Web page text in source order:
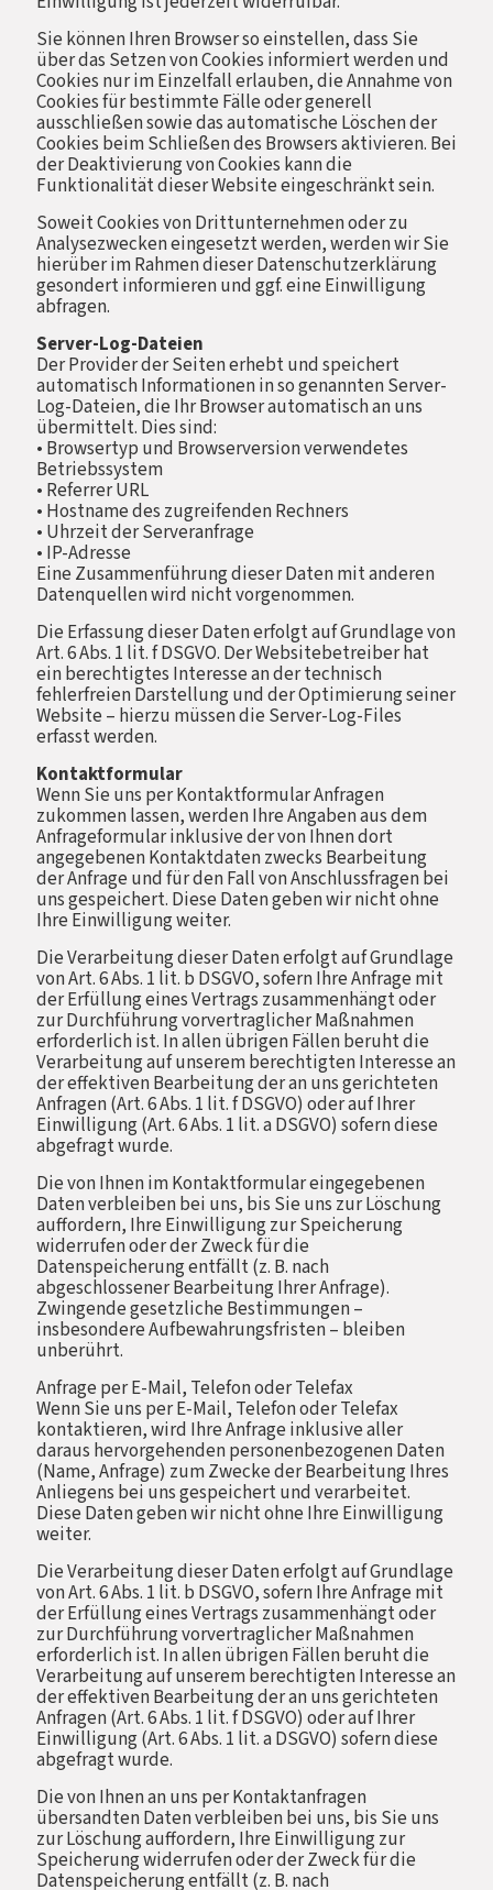
Sie können Ihren Browser so einstellen, dass Sie
über das Setzen von Cookies informiert werden und
Cookies nur im Einzelfall erlauben, die Annahme von
Cookies für bestimmte Fälle oder generell
ausschließen sowie das automatische Löschen der
Cookies beim Schließen des Browsers aktivieren. Bei
der Deaktivierung von Cookies kann die
Funktionalität dieser Website eingeschränkt sein.
Soweit Cookies von Drittunternehmen oder zu
Analysezwecken eingesetzt werden, werden wir Sie
hierüber im Rahmen dieser Datenschutzerklärung
gesondert informieren und ggf. eine Einwilligung
abfragen.
Server-Log-Dateien
Der Provider der Seiten erhebt und speichert
automatisch Informationen in so genannten Server-
Log-Dateien, die Ihr Browser automatisch an uns
übermittelt. Dies sind:
• Browsertyp und Browserversion verwendetes
Betriebssystem
• Referrer URL
• Hostname des zugreifenden Rechners
• Uhrzeit der Serveranfrage
• IP-Adresse
Eine Zusammenführung dieser Daten mit anderen
Datenquellen wird nicht vorgenommen.
Die Erfassung dieser Daten erfolgt auf Grundlage von
Art. 6 Abs. 1 lit. f DSGVO. Der Websitebetreiber hat
ein berechtigtes Interesse an der technisch
fehlerfreien Darstellung und der Optimierung seiner
Website – hierzu müssen die Server-Log-Files
erfasst werden.
Kontaktformular
Wenn Sie uns per Kontaktformular Anfragen
zukommen lassen, werden Ihre Angaben aus dem
Anfrageformular inklusive der von Ihnen dort
angegebenen Kontaktdaten zwecks Bearbeitung
der Anfrage und für den Fall von Anschlussfragen bei
uns gespeichert. Diese Daten geben wir nicht ohne
Ihre Einwilligung weiter.
Die Verarbeitung dieser Daten erfolgt auf Grundlage
von Art. 6 Abs. 1 lit. b DSGVO, sofern Ihre Anfrage mit
der Erfüllung eines Vertrags zusammenhängt oder
zur Durchführung vorvertraglicher Maßnahmen
erforderlich ist. In allen übrigen Fällen beruht die
Verarbeitung auf unserem berechtigten Interesse an
der effektiven Bearbeitung der an uns gerichteten
Anfragen (Art. 6 Abs. 1 lit. f DSGVO) oder auf Ihrer
Einwilligung (Art. 6 Abs. 1 lit. a DSGVO) sofern diese
abgefragt wurde.
Die von Ihnen im Kontaktformular eingegebenen
Daten verbleiben bei uns, bis Sie uns zur Löschung
auffordern, Ihre Einwilligung zur Speicherung
widerrufen oder der Zweck für die
Datenspeicherung entfällt (z. B. nach
abgeschlossener Bearbeitung Ihrer Anfrage).
Zwingende gesetzliche Bestimmungen –
insbesondere Aufbewahrungsfristen – bleiben
unberührt.
Anfrage per E-Mail, Telefon oder Telefax
Wenn Sie uns per E-Mail, Telefon oder Telefax
kontaktieren, wird Ihre Anfrage inklusive aller
daraus hervorgehenden personenbezogenen Daten
(Name, Anfrage) zum Zwecke der Bearbeitung Ihres
Anliegens bei uns gespeichert und verarbeitet.
Diese Daten geben wir nicht ohne Ihre Einwilligung
weiter.
Die Verarbeitung dieser Daten erfolgt auf Grundlage
von Art. 6 Abs. 1 lit. b DSGVO, sofern Ihre Anfrage mit
der Erfüllung eines Vertrags zusammenhängt oder
zur Durchführung vorvertraglicher Maßnahmen
erforderlich ist. In allen übrigen Fällen beruht die
Verarbeitung auf unserem berechtigten Interesse an
der effektiven Bearbeitung der an uns gerichteten
Anfragen (Art. 6 Abs. 1 lit. f DSGVO) oder auf Ihrer
Einwilligung (Art. 6 Abs. 1 lit. a DSGVO) sofern diese
abgefragt wurde.
Die von Ihnen an uns per Kontaktanfragen
übersandten Daten verbleiben bei uns, bis Sie uns
zur Löschung auffordern, Ihre Einwilligung zur
Speicherung widerrufen oder der Zweck für die
Datenspeicherung entfällt (z. B. nach